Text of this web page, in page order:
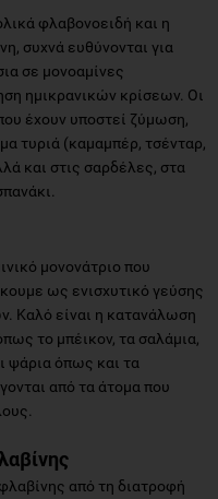
φλαβονοειδή και η
συχνά ευθύνονται για
σε μονοαμίνες
ημικρανικών κρίσεων. Οι
έχουν υποστεί ζύμωση,
τυριά (καμαμπέρ, τσένταρ,
και στις σαρδέλες, στα
μονονάτριο που
ως ενισχυτικό γεύσης
Καλό είναι η κατανάλωση
το μπέικον, τα σαλάμια,
ψάρια όπως και τα
από τα άτομα που
από τη διατροφή